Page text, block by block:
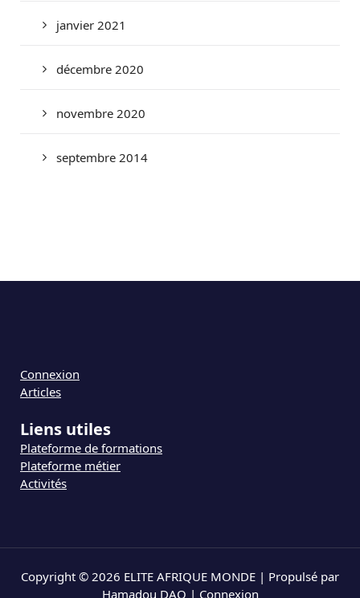
janvier 2021
décembre 2020
novembre 2020
septembre 2014
Connexion
Articles
Liens utiles
Plateforme de formations
Plateforme métier
Activités
Copyright © 2026 ELITE AFRIQUE MONDE | Propulsé par
Hamadou DAO | Connexion